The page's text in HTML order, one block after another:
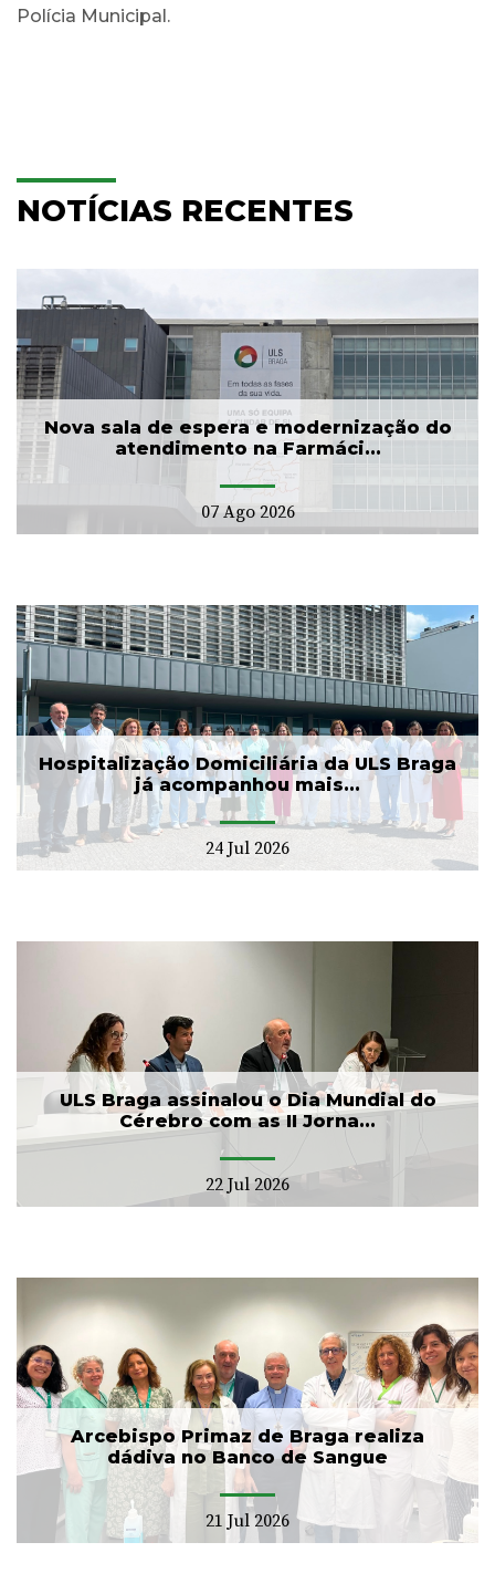
Polícia Municipal.
NOTÍCIAS RECENTES
Nova sala de espera e modernização do
atendimento na Farmáci...
07 Ago 2026
Hospitalização Domiciliária da ULS Braga
já acompanhou mais...
24 Jul 2026
ULS Braga assinalou o Dia Mundial do
Cérebro com as II Jorna...
22 Jul 2026
Arcebispo Primaz de Braga realiza
dádiva no Banco de Sangue
21 Jul 2026